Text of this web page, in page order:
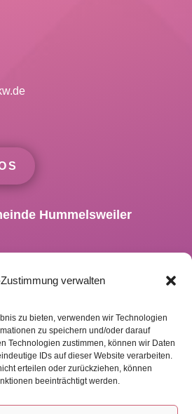
verwalten
zu bieten, verwenden wir Technologien
zu speichern und/oder darauf
Technologien zustimmen, können wir Daten
IDs auf dieser Website verarbeiten.
erteilen oder zurückziehen, können
beeinträchtigt werden.
Hummelsweiler
elkw.de